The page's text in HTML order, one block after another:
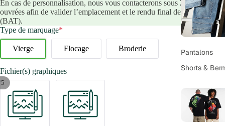
Pantalons
Shorts &
5
En cas de personnalisation, nous vous contacterons sous 24 heures
ouvrées afin de valider l’emplacement et le rendu final de votre design
(BAT).
Type de marquage*
Vierge Flocage Broderie
Fichier(s) graphiques